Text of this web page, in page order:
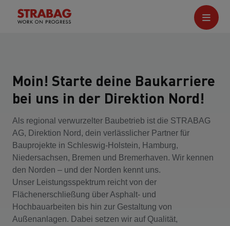
Moin! Starte deine Baukarriere
bei uns in der Direktion Nord!
Als regional verwurzelter Baubetrieb ist die STRABAG
AG, Direktion Nord, dein verlässlicher Partner für
Bauprojekte in Schleswig-Holstein, Hamburg,
Niedersachsen, Bremen und Bremerhaven. Wir kennen
den Norden – und der Norden kennt uns.
Unser Leistungsspektrum reicht von der
Flächenerschließung über Asphalt- und
Hochbauarbeiten bis hin zur Gestaltung von
Außenanlagen. Dabei setzen wir auf Qualität,